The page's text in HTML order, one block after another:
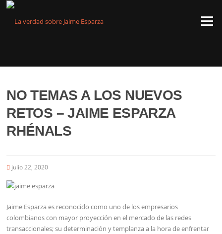
Saltar
contenido
Menú
NO TEMAS A LOS NUEVOS
RETOS – JAIME ESPARZA
RHÉNALS
julio 22, 2020
Jaime Esparza es reconocido como uno de los empresarios
colombianos con mayor proyección en el mercado de las redes
transaccionales; su determinación y templanza a la hora de enfrentar